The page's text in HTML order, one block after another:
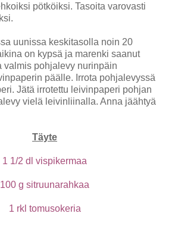
pötköiksi. Tasoita varovasti
uunissa keskitasolla noin 20
on kypsä ja marenki saanut
valmis pohjalevy nurinpäin
päälle. Irrota pohjalevyssä
Jätä irrotettu leivinpaperi pohjan
vielä leivinliinalla. Anna jäähtyä
Täyte
1 1/2 dl vispikermaa
100 g sitruunarahkaa
1 rkl tomusokeria